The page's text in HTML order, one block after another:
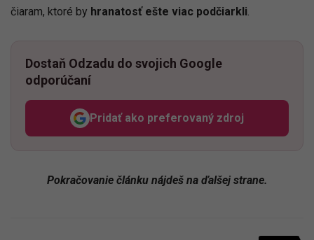
čiaram, ktoré by hranatosť ešte viac podčiarkli
Dostaň Odzadu do svojich Google
odporúčaní
Pridať ako preferovaný zdroj
Odzadu, odkaz sa otvorí v
Pokračovanie článku nájdeš na ďalšej strane.